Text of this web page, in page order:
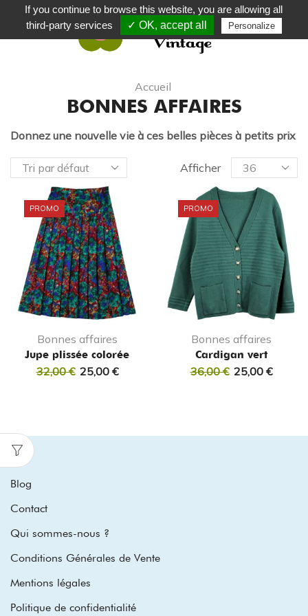
Accueil
BONNES AFFAIRES
Donnez une nouvelle vie à ces belles pièces à petits prix
Afficher
PROMO
Bonnes affaires
Jupe plissée colorée
32,00€ 25,00 €
PROMO
Bonnes affaires
Cardigan vert
36,00€ 25,00 €
Blog
Contact
Qui sommes-nous ?
Conditions Générales de Vente
Mentions légales
Politique de confidentialité
If you continue to browse this website, you are allowing all
third-party services
✓ OK, accept all Personalize